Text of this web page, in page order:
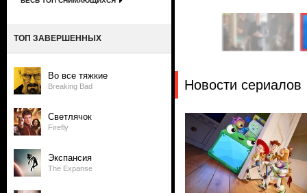
ТОП ЗАВЕРШЕННЫХ
Во все тяжкие
Breaking Bad
Светлячок
Firefly
Экспансия
The Expanse
Новости сериалов